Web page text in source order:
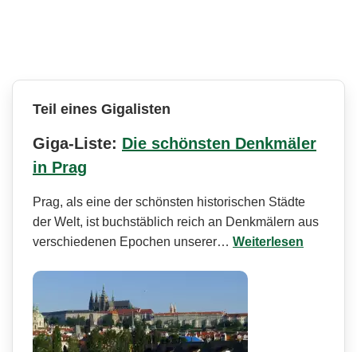
Teil eines Gigalisten
Giga-Liste: Die schönsten Denkmäler
in Prag
Prag, als eine der schönsten historischen Städte
der Welt, ist buchstäblich reich an Denkmälern aus
verschiedenen Epochen unserer… Weiterlesen